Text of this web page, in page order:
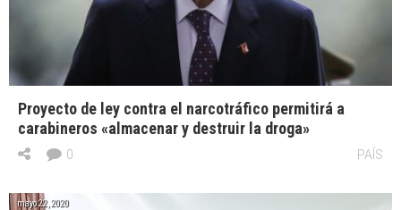
Proyecto de ley contra el narcotráfico permitirá a
carabineros «almacenar y destruir la droga»
PAÍS
0
mayo 22, 2020